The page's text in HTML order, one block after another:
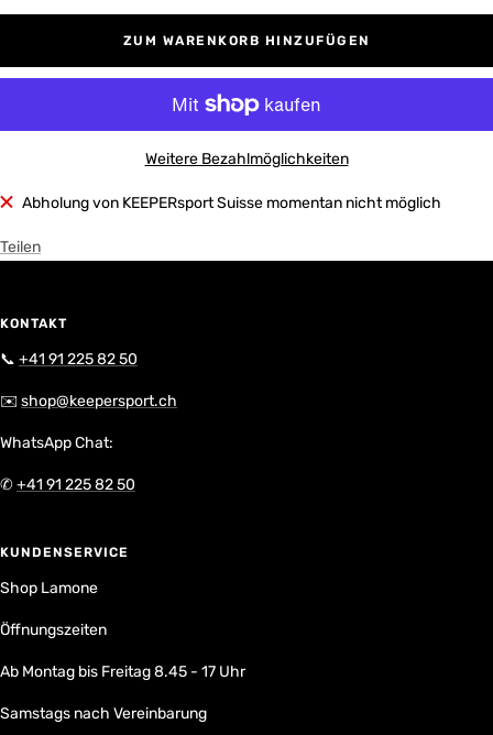
ZUM WARENKORB HINZUFÜGEN
Weitere Bezahlmöglichkeiten
Abholung von KEEPERsport Suisse momentan nicht möglich
Teilen
KONTAKT
📞 +41 91 225 82 50
✉️ shop@keepersport.ch
WhatsApp Chat:
✆+41 91 225 82 50
KUNDENSERVICE
Shop Lamone
Öffnungszeiten
Ab Montag bis Freitag 8.45 - 17 Uhr
Samstags nach Vereinbarung